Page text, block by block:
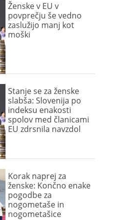
Ženske v EU v
povprečju še vedno
zaslužijo manj kot
moški
Stanje se za ženske
slabša: Slovenija po
indeksu enakosti
spolov med članicami
EU zdrsnila navzdol
Korak naprej za
ženske: Končno enake
pogodbe za
nogometaše in
nogometašice